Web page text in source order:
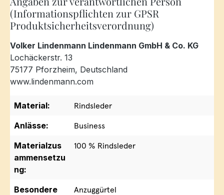
(Informationspflichten zur GPSR
Produktsicherheitsverordnung)
Volker Lindenmann Lindenmann GmbH & Co. KG
Lochäckerstr. 13
75177 Pforzheim, Deutschland
www.lindenmann.com
Material:
Rindsleder
Anlässe:
Business
Materialzus
ammensetzu
ng:
100 % Rindsleder
Besondere
Anzuggürtel